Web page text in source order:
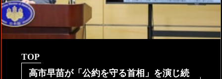
TOP
高市早苗が「公約を守る首相」を演じ続